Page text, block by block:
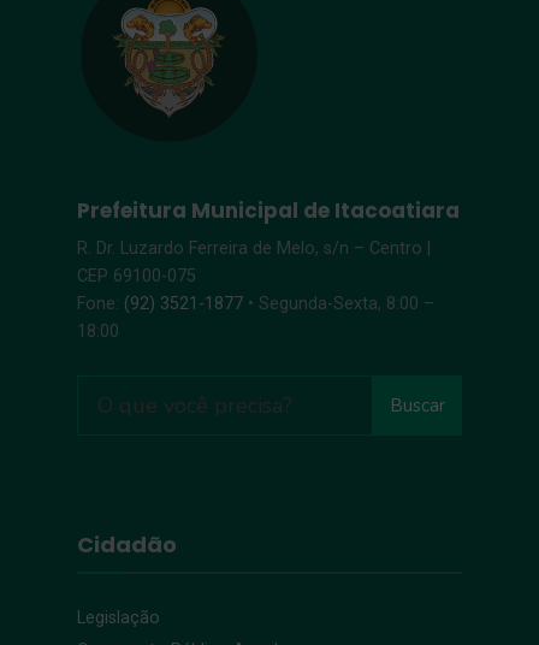
Prefeitura Municipal de Itacoatiara
R. Dr. Luzardo Ferreira de Melo, s/n – Centro |
CEP 69100-075
Fone: (92) 3521-1877 • Segunda-Sexta, 8:00 –
18:00
Buscar
Cidadão
Legislação